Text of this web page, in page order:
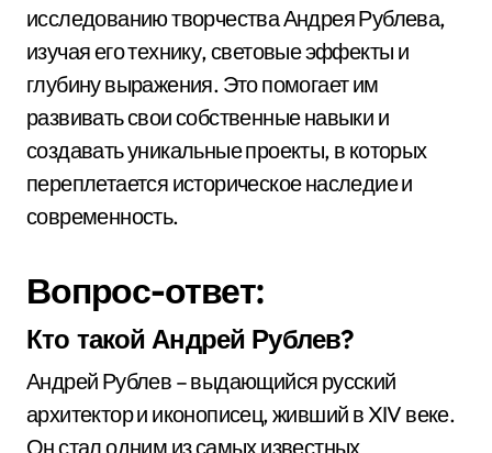
исследованию творчества Андрея Рублева,
изучая его технику, световые эффекты и
глубину выражения. Это помогает им
развивать свои собственные навыки и
создавать уникальные проекты, в которых
переплетается историческое наследие и
современность.
Вопрос-ответ:
Кто такой Андрей Рублев?
Андрей Рублев – выдающийся русский
архитектор и иконописец, живший в XIV веке.
Он стал одним из самых известных